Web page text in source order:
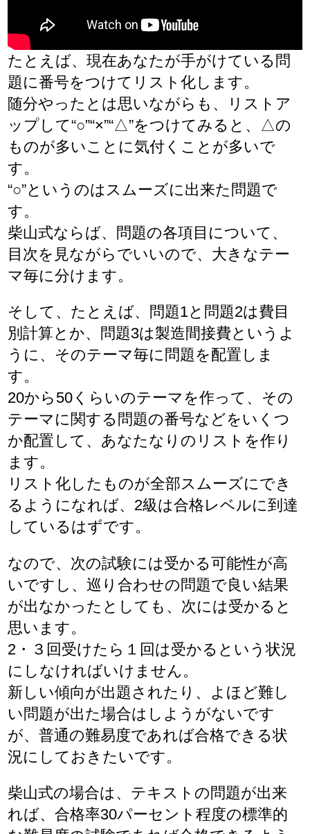
たとえば、現在あなたが手がけている問
題に番号をつけてリスト化します。
随分やったとは思いながらも、リストア
ップして“○”“×”“△”をつけてみると、△の
ものが多いことに気付くことが多いで
す。
“○”というのはスムーズに出来た問題で
す。
柴山式ならば、問題の各項目について、
目次を見ながらでいいので、大きなテー
マ毎に分けます。
そして、たとえば、問題1と問題2は費目
別計算とか、問題3は製造間接費というよ
うに、そのテーマ毎に問題を配置しま
す。
20から50くらいのテーマを作って、その
テーマに関する問題の番号などをいくつ
か配置して、あなたなりのリストを作り
ます。
リスト化したものが全部スムーズにでき
るようになれば、2級は合格レベルに到達
しているはずです。
なので、次の試験には受かる可能性が高
いですし、巡り合わせの問題で良い結果
が出なかったとしても、次には受かると
思います。
2・３回受けたら１回は受かるという状況
にしなければいけません。
新しい傾向が出題されたり、よほど難し
い問題が出た場合はしようがないです
が、普通の難易度であれば合格できる状
況にしておきたいです。
柴山式の場合は、テキストの問題が出来
れば、合格率30パーセント程度の標準的